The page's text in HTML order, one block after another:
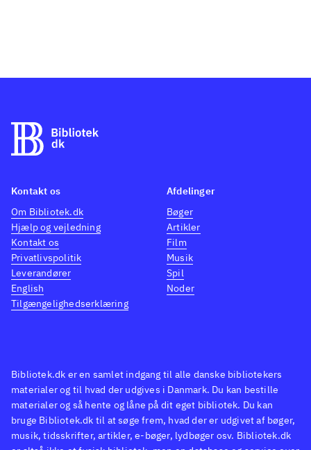
Bibliotek.dk er en samlet indgang til alle danske bibliotekers
materialer og til hvad der udgives i Danmark. Du kan bestille
materialer og så hente og låne på dit eget bibliotek. Du kan
bruge Bibliotek.dk til at søge frem, hvad der er udgivet af bøger,
musik, tidsskrifter, artikler, e-bøger, lydbøger osv. Bibliotek.dk
Kontakt os
Om Bibliotek.dk
Hjælp og vejledning
Kontakt os
Privatlivspolitik
Leverandører
English
Tilgængelighedserklæring
Afdelinger
Bøger
Artikler
Film
Musik
Spil
Noder